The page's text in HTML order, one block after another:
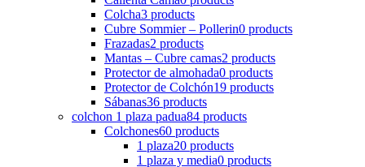
Colcha3 products
Cubre Sommier – Pollerin0 products
Frazadas2 products
Mantas – Cubre camas2 products
Protector de almohada0 products
Protector de Colchón19 products
Sábanas36 products
colchon 1 plaza padua84 products
Colchones60 products
1 plaza20 products
1 plaza y media0 products